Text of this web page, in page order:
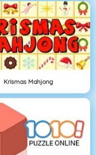
Krismas Mahjong